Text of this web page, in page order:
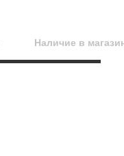
Наличие в